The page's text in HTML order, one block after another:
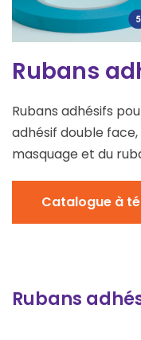
Rubans
Rubans adhésifs
adhésif double
masquage et du
Catalogue à
Rubans